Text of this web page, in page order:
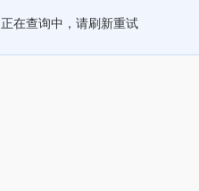
正在查询中，请刷新重试